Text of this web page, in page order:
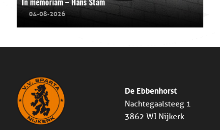
In memoriam – Hans Stam
04-08-2026
De Ebbenhorst
Nachtegaalsteeg 1
3862 WJ Nijkerk